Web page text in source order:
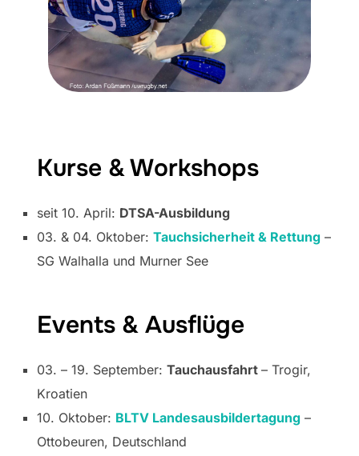
Kurse & Workshops
seit 10. April: DTSA-Ausbildung
03. & 04. Oktober: Tauchsicherheit & Rettung –
SG Walhalla und Murner See
Events & Ausflüge
03. – 19. September: Tauchausfahrt – Trogir,
Kroatien
10. Oktober: BLTV Landesausbildertagung –
Ottobeuren, Deutschland